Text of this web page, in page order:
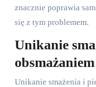
znacznie poprawia
się z tym problemem.
Unikanie
obsmażaniem
Unikanie smażenia i